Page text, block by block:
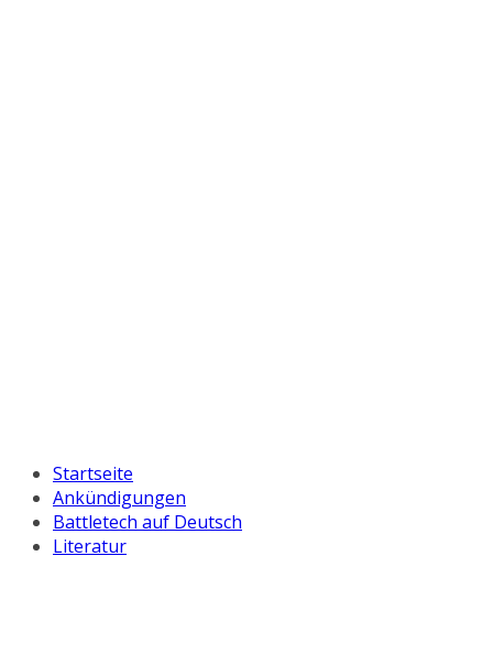
Startseite
Ankündigungen
Battletech auf Deutsch
Literatur